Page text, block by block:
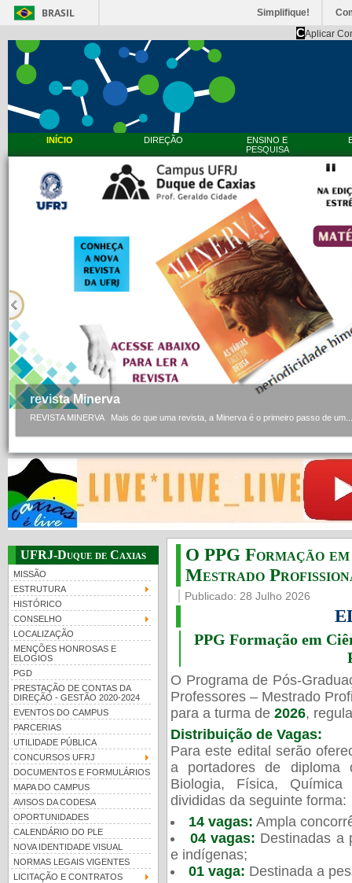
BRASIL Simplifique!
CAplicar
INÍCIO DIREÇÃO
ENSINO E
PESQUISA
revista Minerva
REVISTA MINERVA Mais do que uma revista, a Minerva é o primeiro passo de um...
UFRJ-Duque de Caxias
MISSÃO
ESTRUTURA
HISTÓRICO
CONSELHO
LOCALIZAÇÃO
MENÇÕES HONROSAS E
ELOGIOS
PGD
PRESTAÇÃO DE CONTAS DA
DIREÇÃO - GESTÃO 2020-2024
EVENTOS DO CAMPUS
PARCERIAS
UTILIDADE PÚBLICA
CONCURSOS UFRJ
DOCUMENTOS E FORMULÁRIOS
MAPA DO CAMPUS
AVISOS DA CODESA
OPORTUNIDADES
CALENDÁRIO DO PLE
NOVA IDENTIDADE VISUAL
NORMAS LEGAIS VIGENTES
LICITAÇÃO E CONTRATOS
O PPG Formação
Mestrado
Publicado: 28 Julho 2026
PPG Formação em
O Programa de Pós-
Professores – Mestrado
para a turma de 2026,
Distribuição de Vagas:
Para este edital serão
a portadores de diploma
Biologia, Física,
divididas da seguinte forma:
14 vagas: Ampla
04 vagas: Destinadas a
e indígenas;
01 vaga: Destinada a
Guia de boas práticas
UFRJ 100 anos